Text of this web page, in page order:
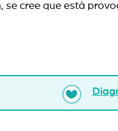
se cree que está